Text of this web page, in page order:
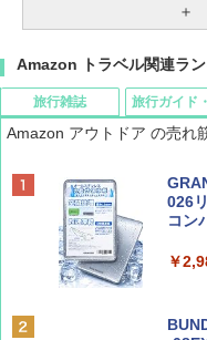
＋
Amazon トラベル関連ラ
旅行雑誌
BE-
ディ
旅行ガイド
D40
力的
地球
[キャ
プテ
ッと
&ハ
Amazon アウトドア の売れ
026
コン
￥